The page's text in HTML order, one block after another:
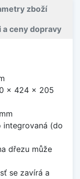
zboží
a ceny dopravy
x 424 x 205
integrovaná (do
dřezu může
se zavírá a